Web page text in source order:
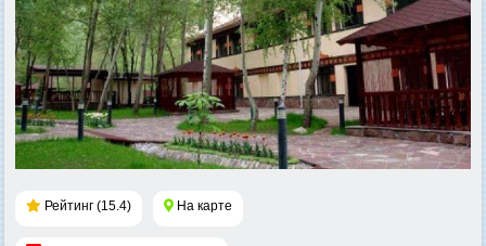
Рейтинг (15.4) На карте